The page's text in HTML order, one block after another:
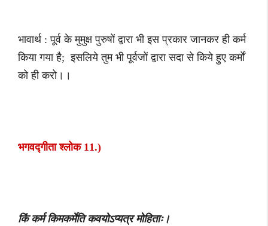
भावार्थ : पूर्व के मुमुक्ष पुरुषों द्वारा भी इस प्रकार जानकर ही कर्म
किया गया है; इसलिये तुम भी पूर्वजों द्वारा सदा से किये हुए कर्मों
को ही करो।।
भगवद्गीता श्लोक 11.)
किं कर्म किमकर्मेति कवयोऽप्यत्र मोहिताः।